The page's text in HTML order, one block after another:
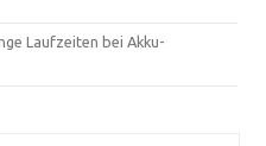
Laufzeiten bei Akku-